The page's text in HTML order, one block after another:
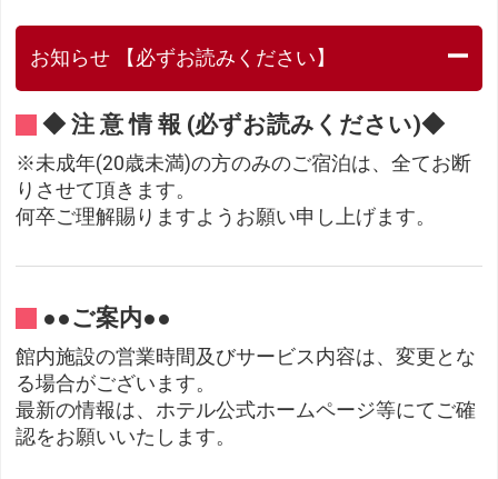
お知らせ 【必ずお読みください】
◆ 注 意 情 報 (必ずお読みください)◆
※未成年(20歳未満)の方のみのご宿泊は、全てお断
りさせて頂きます。
何卒ご理解賜りますようお願い申し上げます。
●●ご案内●●
館内施設の営業時間及びサービス内容は、変更とな
る場合がございます。
最新の情報は、ホテル公式ホームページ等にてご確
認をお願いいたします。